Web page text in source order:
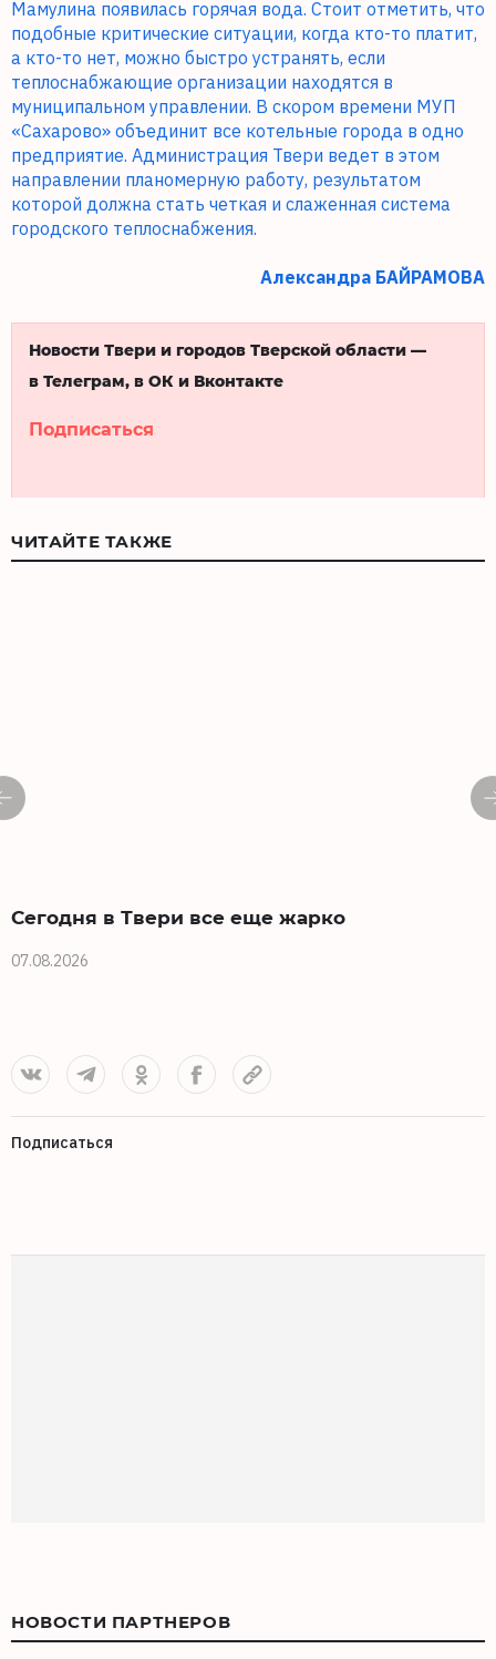
Мамулина появилась горячая вода. Стоит отметить, что
подобные критические ситуации, когда кто-то платит,
а кто-то нет, можно быстро устранять, если
теплоснабжающие организации находятся в
муниципальном управлении. В скором времени МУП
«Сахарово» объединит все котельные города в одно
предприятие. Администрация Твери ведет в этом
направлении планомерную работу, результатом
которой должна стать четкая и слаженная система
городского теплоснабжения.
Александра БАЙРАМОВА
Новости Твери и городов Тверской области —
в Телеграм, в ОК и Вконтакте
Подписаться
ЧИТАЙТЕ ТАКЖЕ
Сегодня в Твери все еще жарко
07.08.2026
Подписаться
НОВОСТИ ПАРТНЕРОВ